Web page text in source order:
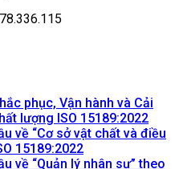
phục, Vận hành và Cải
lượng ISO 15189:2022
có
luận
về “Cơ sở vật chất và điều
15189:2022Không
có
về “Quản lý nhân sự” theo